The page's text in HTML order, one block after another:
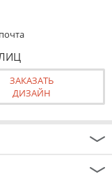
ЗАКАЗАТЬ
ДИЗАЙН